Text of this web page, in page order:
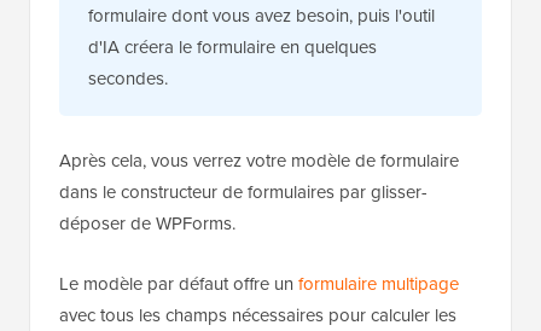
formulaire dont vous avez besoin, puis l'outil
d'IA créera le formulaire en quelques
secondes.
Après cela, vous verrez votre modèle de formulaire
dans le constructeur de formulaires par glisser-
déposer de WPForms.
Le modèle par défaut offre un formulaire multipage
avec tous les champs nécessaires pour calculer les